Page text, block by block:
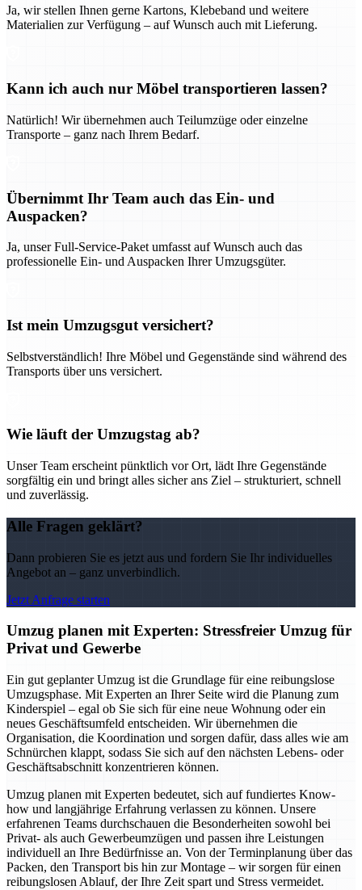
Ja, wir stellen Ihnen gerne Kartons, Klebeband und weitere
Materialien zur Verfügung – auf Wunsch auch mit Lieferung.
Kann ich auch nur Möbel transportieren lassen?
Natürlich! Wir übernehmen auch Teilumzüge oder einzelne
Transporte – ganz nach Ihrem Bedarf.
Übernimmt Ihr Team auch das Ein- und
Auspacken?
Ja, unser Full-Service-Paket umfasst auf Wunsch auch das
professionelle Ein- und Auspacken Ihrer Umzugsgüter.
Ist mein Umzugsgut versichert?
Selbstverständlich! Ihre Möbel und Gegenstände sind während des
Transports über uns versichert.
Wie läuft der Umzugstag ab?
Unser Team erscheint pünktlich vor Ort, lädt Ihre Gegenstände
sorgfältig ein und bringt alles sicher ans Ziel – strukturiert, schnell
und zuverlässig.
Alle Fragen geklärt?
Dann probieren Sie es jetzt aus und fordern Sie Ihr individuelles
Angebot an – ganz unverbindlich.
Jetzt Anfrage starten
Umzug planen mit Experten: Stressfreier Umzug für
Privat und Gewerbe
Ein gut geplanter Umzug ist die Grundlage für eine reibungslose
Umzugsphase. Mit Experten an Ihrer Seite wird die Planung zum
Kinderspiel – egal ob Sie sich für eine neue Wohnung oder ein
neues Geschäftsumfeld entscheiden. Wir übernehmen die
Organisation, die Koordination und sorgen dafür, dass alles wie am
Schnürchen klappt, sodass Sie sich auf den nächsten Lebens- oder
Geschäftsabschnitt konzentrieren können.
Umzug planen mit Experten bedeutet, sich auf fundiertes Know-
how und langjährige Erfahrung verlassen zu können. Unsere
erfahrenen Teams durchschauen die Besonderheiten sowohl bei
Privat- als auch Gewerbeumzügen und passen ihre Leistungen
individuell an Ihre Bedürfnisse an. Von der Terminplanung über das
Packen, den Transport bis hin zur Montage – wir sorgen für einen
reibungslosen Ablauf, der Ihre Zeit spart und Stress vermeidet.